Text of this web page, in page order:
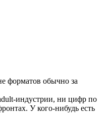
форматов обычно за
индустрии, ни цифр по
У кого-нибудь есть